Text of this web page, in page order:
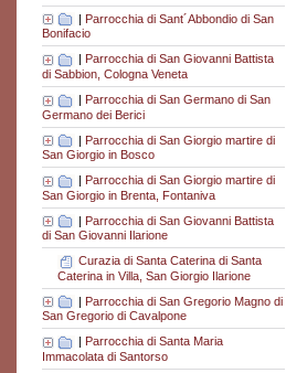
| Parrocchia di Sant´Abbondio di San
Bonifacio
Parrocchia di San Giovanni Battista
di Sabbion, Cologna Veneta
| Parrocchia di San Germano di San
Germano dei Berici
| Parrocchia di San Giorgio martire di
San Giorgio in Bosco
| Parrocchia di San Giorgio martire di
San Giorgio in Brenta, Fontaniva
| Parrocchia di San Giovanni Battista
di San Giovanni Ilarione
Curazia di Santa Caterina di Santa
Caterina in Villa, San Giorgio Ilarione
| Parrocchia di San Gregorio Magno di
San Gregorio di Cavalpone
Parrocchia di Santa Maria
Immacolata di Santorso